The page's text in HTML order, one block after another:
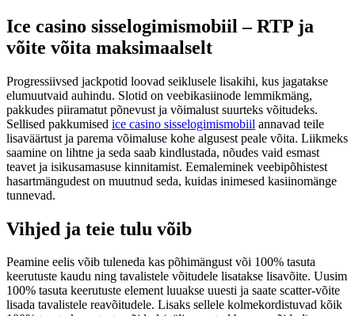
Ice casino sisselogimismobiil – RTP ja
võite võita maksimaalselt
Progressiivsed jackpotid loovad seiklusele lisakihi, kus jagatakse
elumuutvaid auhindu. Slotid on veebikasiinode lemmikmäng,
pakkudes piiramatut põnevust ja võimalust suurteks võitudeks.
Sellised pakkumised ice casino sisselogimismobiil annavad teile
lisaväärtust ja parema võimaluse kohe algusest peale võita. Liikmeks
saamine on lihtne ja seda saab kindlustada, nõudes vaid esmast
teavet ja isikusamasuse kinnitamist. Eemaleminek veebipõhistest
hasartmängudest on muutnud seda, kuidas inimesed kasiinomänge
tunnevad.
Vihjed ja teie tulu võib
Peamine eelis võib tuleneda kas põhimängust või 100% tasuta
keerutuste kaudu ning tavalistele võitudele lisatakse lisavõite. Uusim
100% tasuta keerutuste element luuakse uuesti ja saate scatter-võite
lisada tavalistele reavõitudele. Lisaks sellele kolmekordistuvad kõik